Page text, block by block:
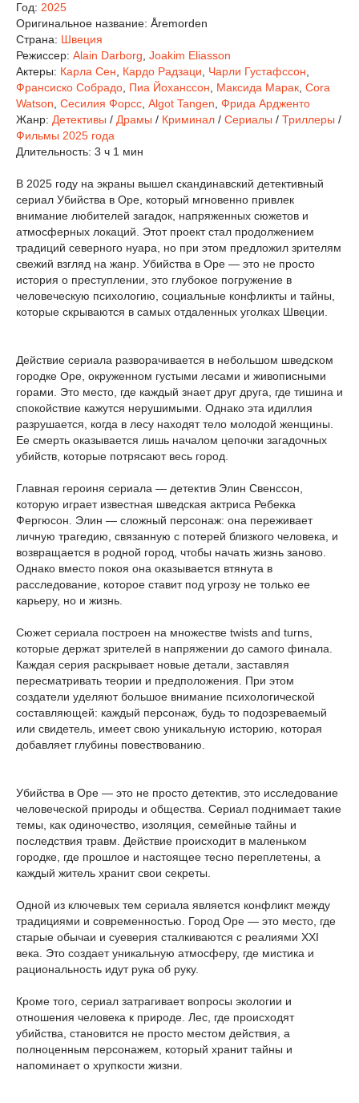
Год: 2025
Оригинальное название: Åremorden
Страна: Швеция
Режиссер: Alain Darborg Joakim Eliasson
Актеры: Карла Сен Кардо Радзаци Чарли Густафссон
Франсиско Собрадо Пиа Йоханссон Максида Марак Cora
Watson Сесилия Форсс Algot Tangen Фрида Ардженто
Жанр: Детективы / Драмы / Криминал / Сериалы / Триллеры /
Фильмы 2025 года
Длительность: 3 ч 1 мин
В 2025 году на экраны вышел скандинавский детективный
сериал Убийства в Оре, который мгновенно привлек
внимание любителей загадок, напряженных сюжетов и
атмосферных локаций. Этот проект стал продолжением
традиций северного нуара, но при этом предложил зрителям
свежий взгляд на жанр. Убийства в Оре — это не просто
история о преступлении, это глубокое погружение в
человеческую психологию, социальные конфликты и тайны,
которые скрываются в самых отдаленных уголках Швеции.
Действие сериала разворачивается в небольшом шведском
городке Оре, окруженном густыми лесами и живописными
горами. Это место, где каждый знает друг друга, где тишина и
спокойствие кажутся нерушимыми. Однако эта идиллия
разрушается, когда в лесу находят тело молодой женщины.
Ее смерть оказывается лишь началом цепочки загадочных
убийств, которые потрясают весь город.
Главная героиня сериала — детектив Элин Свенссон,
которую играет известная шведская актриса Ребекка
Фергюсон. Элин — сложный персонаж: она переживает
личную трагедию, связанную с потерей близкого человека, и
возвращается в родной город, чтобы начать жизнь заново.
Однако вместо покоя она оказывается втянута в
расследование, которое ставит под угрозу не только ее
карьеру, но и жизнь.
Сюжет сериала построен на множестве twists and turns,
которые держат зрителей в напряжении до самого финала.
Каждая серия раскрывает новые детали, заставляя
пересматривать теории и предположения. При этом
создатели уделяют большое внимание психологической
составляющей: каждый персонаж, будь то подозреваемый
или свидетель, имеет свою уникальную историю, которая
добавляет глубины повествованию.
Убийства в Оре — это не просто детектив, это исследование
человеческой природы и общества. Сериал поднимает такие
темы, как одиночество, изоляция, семейные тайны и
последствия травм. Действие происходит в маленьком
городке, где прошлое и настоящее тесно переплетены, а
каждый житель хранит свои секреты.
Одной из ключевых тем сериала является конфликт между
традициями и современностью. Город Оре — это место, где
старые обычаи и суеверия сталкиваются с реалиями XXI
века. Это создает уникальную атмосферу, где мистика и
рациональность идут рука об руку.
Кроме того, сериал затрагивает вопросы экологии и
отношения человека к природе. Лес, где происходят
убийства, становится не просто местом действия, а
полноценным персонажем, который хранит тайны и
напоминает о хрупкости жизни.